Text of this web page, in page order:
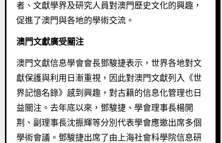
者、文獻學界及研究人員對澳門歷史文化的興趣，
促進了澳門與各地的學術交流。
澳門文獻廣受關注
澳門文獻信息學會會長鄧駿捷表示，世界各地對文
獻保護與利用日漸重視，因此對澳門文獻列入《世
界記憶名錄》感到興趣，對古籍的信息化管理也日
益關注。去年底以來，鄧駿捷、學會理事長楊開
荆、副理事長沈振輝等分別代表學會應邀出席多個
學術會議。鄧駿捷出席了由上海社會科學院信息研